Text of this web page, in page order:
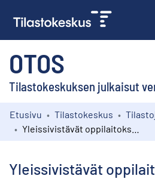
OTOS
Tilastokeskuksen julkaisut
Kokoelmat
Etusivu Tilastokeskus
Yleissivistävät